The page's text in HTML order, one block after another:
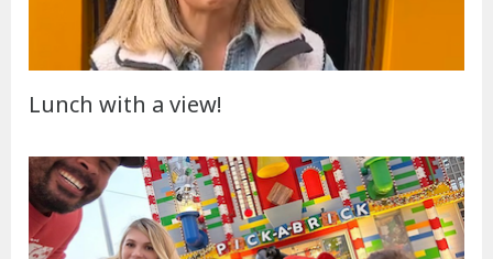
Lunch with a view!